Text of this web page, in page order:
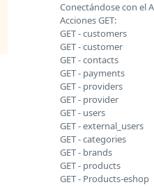
Conectándose con el
Acciones GET:
GET - customers
GET - customer
GET - contacts
GET - payments
GET - providers
GET - provider
GET - users
GET - external_users
GET - categories
GET - brands
GET - products
GET - Products-eshop